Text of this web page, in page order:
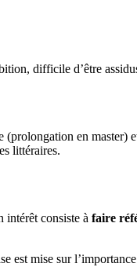
difficile d’être
(prolongation en master)
littéraires.
intérêt consiste à faire
est mise sur